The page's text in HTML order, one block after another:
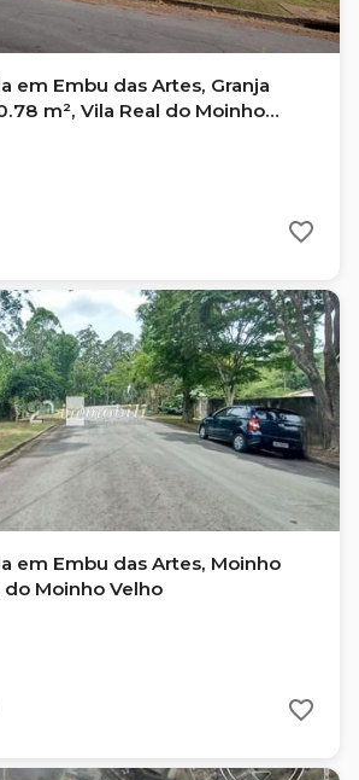
em Embu das Artes, Granja
m², Vila Real do Moinho
em Embu das Artes, Moinho
do Moinho Velho